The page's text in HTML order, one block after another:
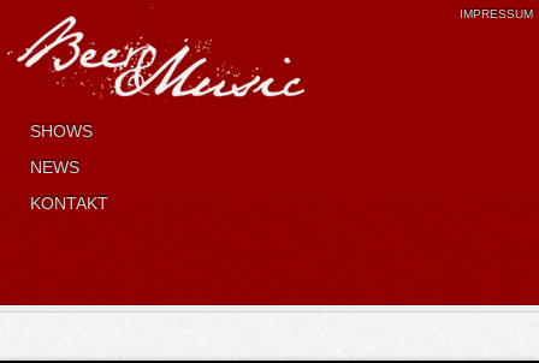
SHOWS
NEWS
KONTAKT
IMPRESSUM